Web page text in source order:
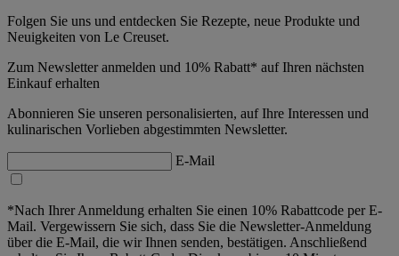
Folgen Sie uns und entdecken Sie Rezepte, neue Produkte und
Neuigkeiten von Le Creuset.
Zum Newsletter anmelden und 10% Rabatt* auf Ihren nächsten
Einkauf erhalten
Abonnieren Sie unseren personalisierten, auf Ihre Interessen und
kulinarischen Vorlieben abgestimmten Newsletter.
E-Mail
*Nach Ihrer Anmeldung erhalten Sie einen 10% Rabattcode per E-
Mail. Vergewissern Sie sich, dass Sie die Newsletter-Anmeldung
über die E-Mail, die wir Ihnen senden, bestätigen. Anschließend